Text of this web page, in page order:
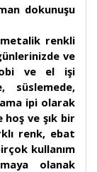
dokunuşu
metalik renkli
ve
ve el işi
süslemede,
ipi olarak
hoş ve şık bir
renk, ebat
kullanım
olanak